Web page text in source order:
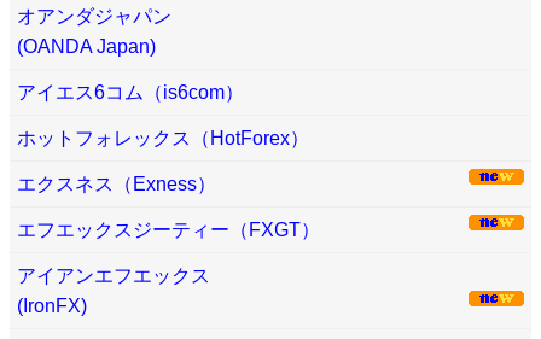
オアンダジャパン
(OANDA Japan)
アイエス6コム（is6com）
ホットフォレックス（HotForex）
エクスネス（Exness）
エフエックスジーティー（FXGT）
アイアンエフエックス
(IronFX)